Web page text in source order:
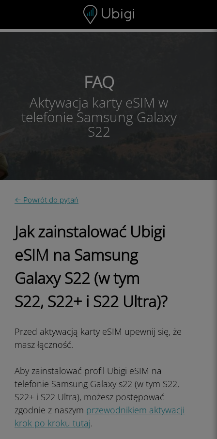
Pasek nawigacyjny
FAQ
Aktywacja karty eSIM w
telefonie Samsung Galaxy
S22
← Powrót do pytań
Jak zainstalować Ubigi
eSIM na Samsung
Galaxy S22 (w tym
S22, S22+ i S22 Ultra)?
Przed aktywacją karty eSIM upewnij się, że
masz łączność.
Aby zainstalować profil Ubigi eSIM na
telefonie Samsung Galaxy s22 (w tym S22,
S22+ i S22 Ultra), możesz postępować
zgodnie z naszym przewodnikiem aktywacji
krok po kroku tutaj.